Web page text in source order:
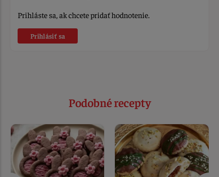
Prihláste sa, ak chcete pridať hodnotenie.
Prihlásiť sa
Podobné recepty